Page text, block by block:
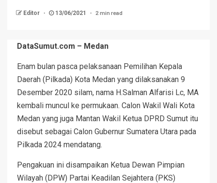
Editor 13/06/2021 2 min read
DataSumut.com – Medan
Enam bulan pasca pelaksanaan Pemilihan Kepala
Daerah (Pilkada) Kota Medan yang dilaksanakan 9
Desember 2020 silam, nama H.Salman Alfarisi Lc, MA
kembali muncul ke permukaan. Calon Wakil Wali Kota
Medan yang juga Mantan Wakil Ketua DPRD Sumut itu
disebut sebagai Calon Gubernur Sumatera Utara pada
Pilkada 2024 mendatang.
Pengakuan ini disampaikan Ketua Dewan Pimpian
Wilayah (DPW) Partai Keadilan Sejahtera (PKS)